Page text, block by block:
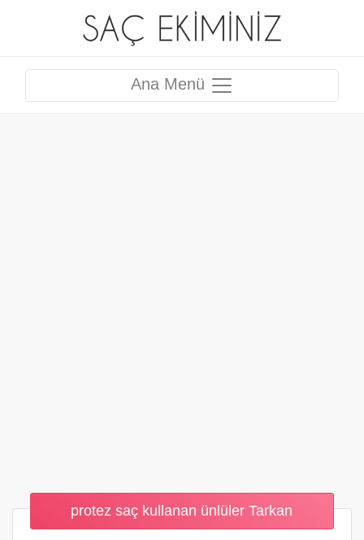
Ana Menü
protez saç kullanan ünlüler Tarkan